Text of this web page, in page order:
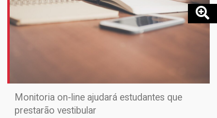
Monitoria on-line ajudará estudantes que
prestarão vestibular